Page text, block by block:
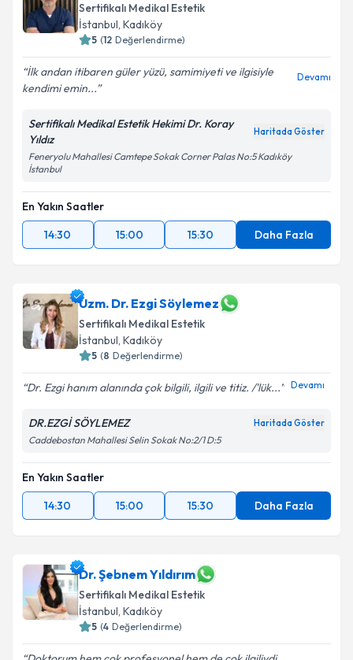
Sertifikalı Medikal Estetik
İstanbul, Kadıköy
5 (12 Değerlendirme)
İlk andan itibaren güler yüzü, samimiyeti ve ilgisiyle
kendimi emin...
Devamı
Sertifikalı Medikal Estetik Hekimi Dr. Koray
Yıldız
Haritada Göster
Feneryolu Mahallesi Camtepe Sokak Corner Palas No:5 Kadıköy
İstanbul
En Yakın Saatler
14:30
15:00 15:30 Daha Fazla
Uzm. Dr. Ezgi Söylemez
Sertifikalı Medikal Estetik
İstanbul, Kadıköy
5 (8 Değerlendirme)
Dr. Ezgi hanım alanında çok bilgili, ilgili ve titiz. /'lük... Devamı
DR.EZGİ SÖYLEMEZ Haritada Göster
Caddebostan Mahallesi Selin Sokak No:2/1 D:5
En Yakın Saatler
14:30
15:00 15:30 Daha Fazla
Dr. Şebnem Yıldırım
Sertifikalı Medikal Estetik
İstanbul, Kadıköy
5 (4 Değerlendirme)